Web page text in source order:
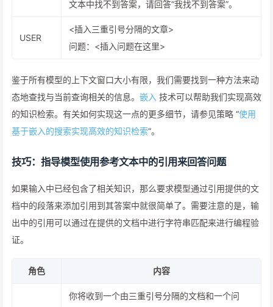
文本中找不到答案，请回答“我找不到答案”。
USER
<插入三重引号分隔的文章>
问题：<插入问题在这里>
鉴于所有模型的上下文窗口大小有限，我们需要找到一种方法来动
态地查找与当前查询相关的信息。 嵌入 技术可以帮助我们实现高效
的知识检索。有关如何实现这一点的更多细节，请参见策略 “使用
基于嵌入的搜索实现高效的知识检索“。
技巧：指导模型使用参考文本中的引用来回答问题
如果输入中已经包含了相关知识，那么要求模型通过引用提供的文
档中的段落来添加引用到其答案中就很简单了。需要注意的是，输
出中的引用可以通过在提供的文档中进行字符串匹配来进行编程验
证。
角色 内容
你将收到一个由三重引号分隔的文档和一个问